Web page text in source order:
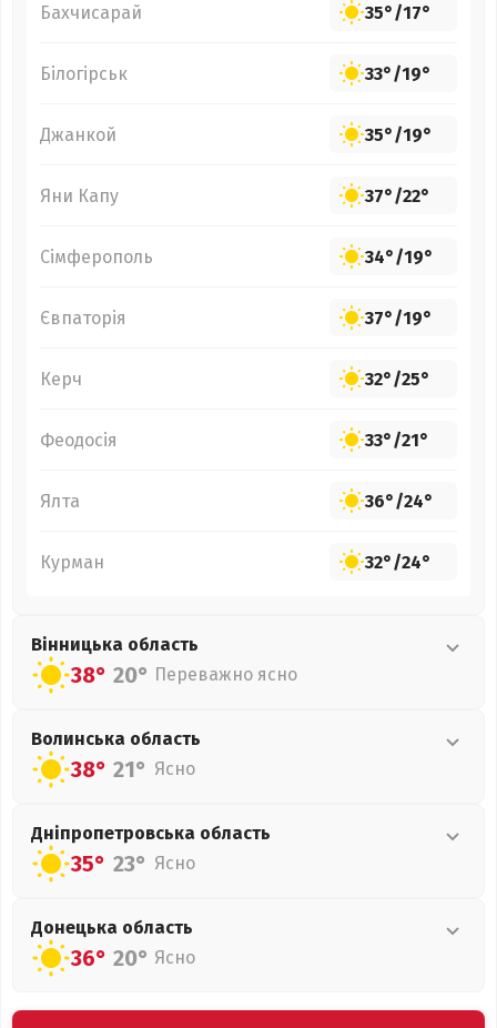
Бахчисарай 35°/17°
Білогірськ 33°/19°
Джанкой 35°/19°
Яни Капу 37°/22°
Сімферополь 34°/19°
Євпаторія 37°/19°
Керч 32°/25°
Феодосія 33°/21°
Ялта 36°/24°
Курман 32°/24°
Вінницька область
38° 20° Переважно ясно
Волинська область
38° 21° Ясно
Дніпропетровська область
35° 23° Ясно
Донецька область
36° 20° Ясно